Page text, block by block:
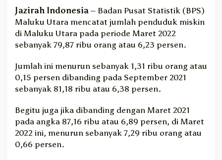
t
a
P
S
e
p
e
m
b
Jazirah Indonesia – Badan Pusat Statistik (BPS)
Maluku Utara mencatat jumlah penduduk miskin
di Maluku Utara pada periode Maret 2022
sebanyak 79,87 ribu orang atau 6,23 persen.
Jumlah ini menurun sebanyak 1,31 ribu orang atau
0,15 persen dibanding pada September 2021
sebanyak 81,18 ribu atau 6,38 persen.
Begitu juga jika dibanding dengan Maret 2021
pada angka 87,16 ribu atau 6,89 persen, di Maret
2022 ini, menurun sebanyak 7,29 ribu orang atau
0,66 persen.